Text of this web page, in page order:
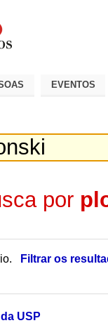
EVENTOS
por
Filtrar os
USP